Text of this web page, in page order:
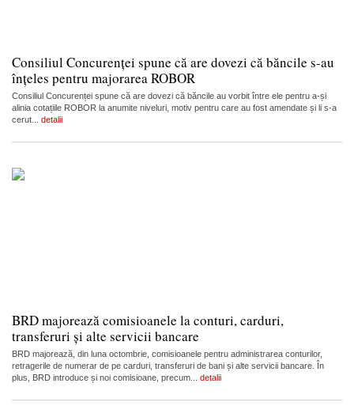
Consiliul Concurenței spune că are dovezi că băncile s-au
înțeles pentru majorarea ROBOR
Consiliul Concurenței spune că are dovezi că băncile au vorbit între ele pentru a-și
alinia cotațiile ROBOR la anumite niveluri, motiv pentru care au fost amendate și li s-a
cerut... detalii
BRD majorează comisioanele la conturi, carduri,
transferuri și alte servicii bancare
BRD majorează, din luna octombrie, comisioanele pentru administrarea conturilor,
retragerile de numerar de pe carduri, transferuri de bani și alte servicii bancare. În
plus, BRD introduce și noi comisioane, precum... detalii